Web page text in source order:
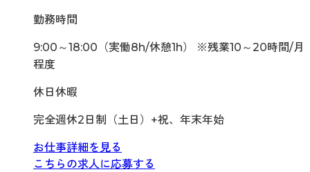
勤務時間
9:00～18:00（実働8h/休憩1h） ※残業10～20時間/月
程度
休日休暇
完全週休2日制（土日）+祝、年末年始
お仕事詳細を見る
こちらの求人に応募する